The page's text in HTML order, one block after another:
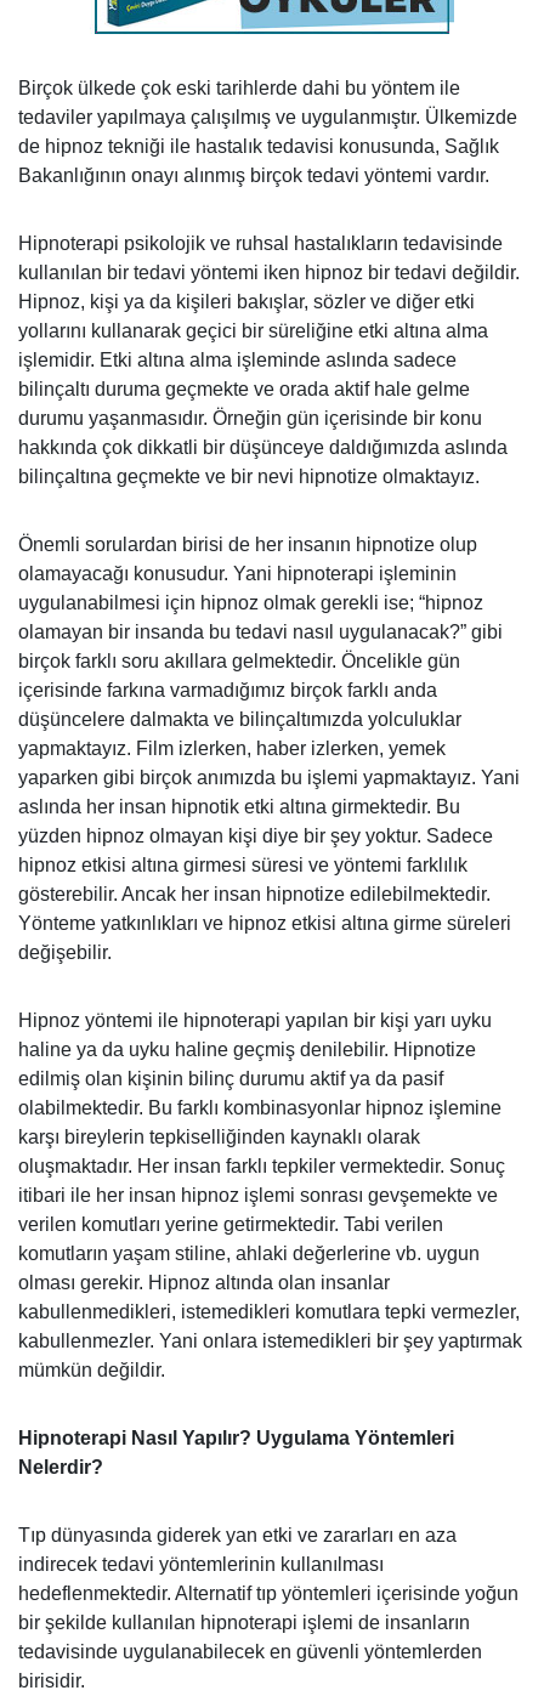
Birçok ülkede çok eski tarihlerde dahi bu yöntem ile
tedaviler yapılmaya çalışılmış ve uygulanmıştır. Ülkemizde
de hipnoz tekniği ile hastalık tedavisi konusunda, Sağlık
Bakanlığının onayı alınmış birçok tedavi yöntemi vardır.
Hipnoterapi psikolojik ve ruhsal hastalıkların tedavisinde
kullanılan bir tedavi yöntemi iken hipnoz bir tedavi değildir.
Hipnoz, kişi ya da kişileri bakışlar, sözler ve diğer etki
yollarını kullanarak geçici bir süreliğine etki altına alma
işlemidir. Etki altına alma işleminde aslında sadece
bilinçaltı duruma geçmekte ve orada aktif hale gelme
durumu yaşanmasıdır. Örneğin gün içerisinde bir konu
hakkında çok dikkatli bir düşünceye daldığımızda aslında
bilinçaltına geçmekte ve bir nevi hipnotize olmaktayız.
Önemli sorulardan birisi de her insanın hipnotize olup
olamayacağı konusudur. Yani hipnoterapi işleminin
uygulanabilmesi için hipnoz olmak gerekli ise; “hipnoz
olamayan bir insanda bu tedavi nasıl uygulanacak?” gibi
birçok farklı soru akıllara gelmektedir. Öncelikle gün
içerisinde farkına varmadığımız birçok farklı anda
düşüncelere dalmakta ve bilinçaltımızda yolculuklar
yapmaktayız. Film izlerken, haber izlerken, yemek
yaparken gibi birçok anımızda bu işlemi yapmaktayız. Yani
aslında her insan hipnotik etki altına girmektedir. Bu
yüzden hipnoz olmayan kişi diye bir şey yoktur. Sadece
hipnoz etkisi altına girmesi süresi ve yöntemi farklılık
gösterebilir. Ancak her insan hipnotize edilebilmektedir.
Yönteme yatkınlıkları ve hipnoz etkisi altına girme süreleri
değişebilir.
Hipnoz yöntemi ile hipnoterapi yapılan bir kişi yarı uyku
haline ya da uyku haline geçmiş denilebilir. Hipnotize
edilmiş olan kişinin bilinç durumu aktif ya da pasif
olabilmektedir. Bu farklı kombinasyonlar hipnoz işlemine
karşı bireylerin tepkiselliğinden kaynaklı olarak
oluşmaktadır. Her insan farklı tepkiler vermektedir. Sonuç
itibari ile her insan hipnoz işlemi sonrası gevşemekte ve
verilen komutları yerine getirmektedir. Tabi verilen
komutların yaşam stiline, ahlaki değerlerine vb. uygun
olması gerekir. Hipnoz altında olan insanlar
kabullenmedikleri, istemedikleri komutlara tepki vermezler,
kabullenmezler. Yani onlara istemedikleri bir şey yaptırmak
mümkün değildir.
Hipnoterapi Nasıl Yapılır? Uygulama Yöntemleri
Nelerdir?
Tıp dünyasında giderek yan etki ve zararları en aza
indirecek tedavi yöntemlerinin kullanılması
hedeflenmektedir. Alternatif tıp yöntemleri içerisinde yoğun
bir şekilde kullanılan hipnoterapi işlemi de insanların
tedavisinde uygulanabilecek en güvenli yöntemlerden
birisidir.